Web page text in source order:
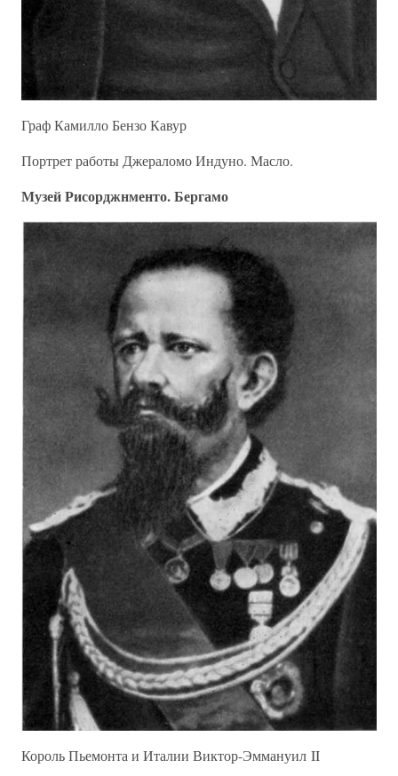
Граф Камилло Бензо Кавур
Портрет работы Джераломо Индуно. Масло.
Музей Рисорджнменто. Бергамо
Король Пьемонта и Италии Виктор-Эммануил II